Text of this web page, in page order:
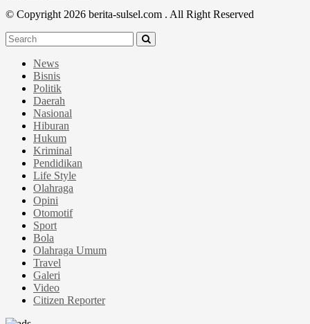
© Copyright 2026 berita-sulsel.com . All Right Reserved
News
Bisnis
Politik
Daerah
Nasional
Hiburan
Hukum
Kriminal
Pendidikan
Life Style
Olahraga
Opini
Otomotif
Sport
Bola
Olahraga Umum
Travel
Galeri
Video
Citizen Reporter